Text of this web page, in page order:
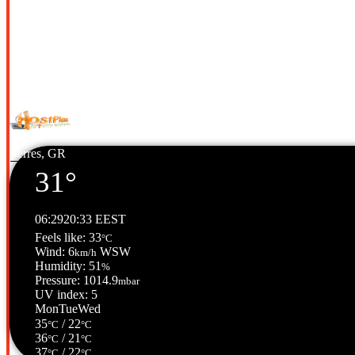
Serres, GR
31°
06:2920:33 EEST
Feels like: 33°C
Wind: 6km/h WSW
Humidity: 51%
Pressure: 1014.9mbar
UV index: 5
MonTueWed
35°C / 22°C
36°C / 21°C